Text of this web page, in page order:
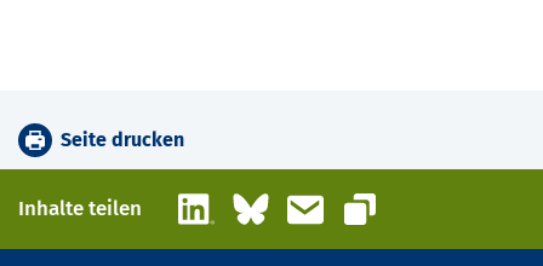
Seite drucken
Inhalte teilen LinkedInBlueskyE-Mail
Link kopieren